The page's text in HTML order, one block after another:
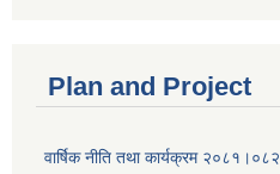
Plan and Project
वार्षिक नीति तथा कार्यक्रम २०८१।०८२